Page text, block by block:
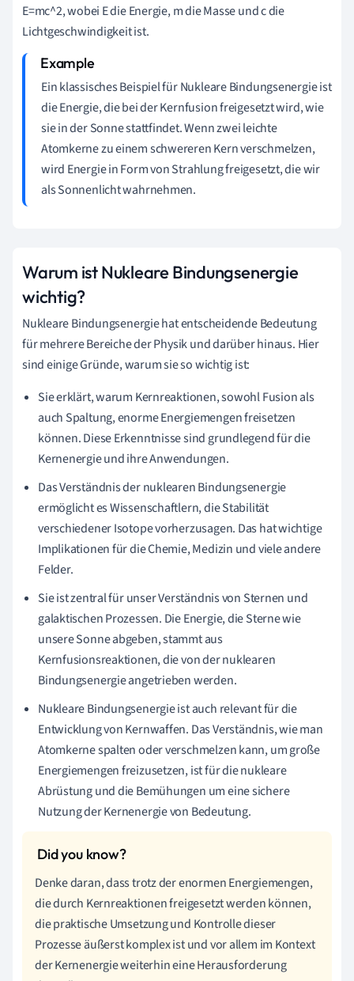
E=mc^2, wobei E die Energie, m die Masse und c die
Lichtgeschwindigkeit ist.
Ein klassisches Beispiel für Nukleare Bindungsenergie ist
die Energie, die bei der Kernfusion freigesetzt wird, wie
sie in der Sonne stattfindet. Wenn zwei leichte
Atomkerne zu einem schwereren Kern verschmelzen,
wird Energie in Form von Strahlung freigesetzt, die wir
als Sonnenlicht wahrnehmen.
Warum ist Nukleare Bindungsenergie
wichtig?
Nukleare Bindungsenergie hat entscheidende Bedeutung
für mehrere Bereiche der Physik und darüber hinaus. Hier
sind einige Gründe, warum sie so wichtig ist:
Sie erklärt, warum Kernreaktionen, sowohl Fusion als
auch Spaltung, enorme Energiemengen freisetzen
können. Diese Erkenntnisse sind grundlegend für die
Kernenergie und ihre Anwendungen.
Das Verständnis der nuklearen Bindungsenergie
ermöglicht es Wissenschaftlern, die Stabilität
verschiedener Isotope vorherzusagen. Das hat wichtige
Implikationen für die Chemie, Medizin und viele andere
Felder.
Sie ist zentral für unser Verständnis von Sternen und
galaktischen Prozessen. Die Energie, die Sterne wie
unsere Sonne abgeben, stammt aus
Kernfusionsreaktionen, die von der nuklearen
Bindungsenergie angetrieben werden.
Nukleare Bindungsenergie ist auch relevant für die
Entwicklung von Kernwaffen. Das Verständnis, wie man
Atomkerne spalten oder verschmelzen kann, um große
Energiemengen freizusetzen, ist für die nukleare
Abrüstung und die Bemühungen um eine sichere
Nutzung der Kernenergie von Bedeutung.
Denke daran, dass trotz der enormen Energiemengen,
die durch Kernreaktionen freigesetzt werden können,
die praktische Umsetzung und Kontrolle dieser
Prozesse äußerst komplex ist und vor allem im Kontext
der Kernenergie weiterhin eine Herausforderung